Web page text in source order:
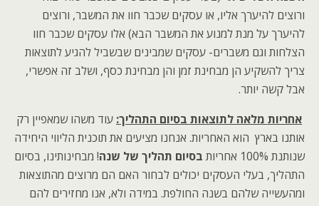
ורוצים להיערך אליו, או עסקים שכבר חוו את המשבר, ורוצים
להיערך על מנת למנוע את המשבר הבא) אלו עסקים שכבר חוו
הצלחות וגם משברים- עסקים שמבינים שבשביל להגיע לתוצאות
צריך להשקיע הן מבחינת זמן והן מבחינת כסף, ושלב זה אפשרי,
אבל קשה יותר.
אחריות מלאה לתוצאות בסיום התהליך: עוד משהו שמאפיין רק
אותנו בארץ הוא האחריות. אנחנו מציעים את תוכנית הליווי היחידה
שנותנת 100% אחריות
בסיום תהליך של שנה! מבחינותינו, בסיום
התהליך, בעלי העסקים יכולים לבחור האם הם מרוצים מהתוצאות
ומהעשייה שלהם בשנה החולפת. במידה ולא, אנו מחזירים להם